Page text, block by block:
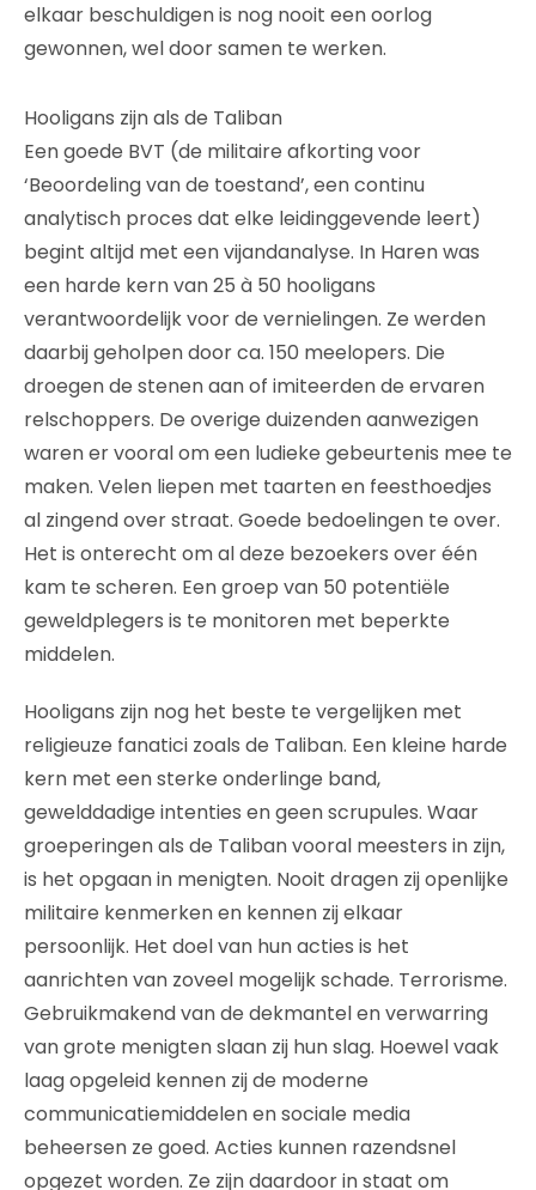
elkaar beschuldigen is nog nooit een oorlog
gewonnen, wel door samen te werken.
Hooligans zijn als de Taliban
Een goede BVT (de militaire afkorting voor
‘Beoordeling van de toestand’, een continu
analytisch proces dat elke leidinggevende leert)
begint altijd met een vijandanalyse. In Haren was
een harde kern van 25 à 50 hooligans
verantwoordelijk voor de vernielingen. Ze werden
daarbij geholpen door ca. 150 meelopers. Die
droegen de stenen aan of imiteerden de ervaren
relschoppers. De overige duizenden aanwezigen
waren er vooral om een ludieke gebeurtenis mee te
maken. Velen liepen met taarten en feesthoedjes
al zingend over straat. Goede bedoelingen te over.
Het is onterecht om al deze bezoekers over één
kam te scheren. Een groep van 50 potentiële
geweldplegers is te monitoren met beperkte
middelen.
Hooligans zijn nog het beste te vergelijken met
religieuze fanatici zoals de Taliban. Een kleine harde
kern met een sterke onderlinge band,
gewelddadige intenties en geen scrupules. Waar
groeperingen als de Taliban vooral meesters in zijn,
is het opgaan in menigten. Nooit dragen zij openlijke
militaire kenmerken en kennen zij elkaar
persoonlijk. Het doel van hun acties is het
aanrichten van zoveel mogelijk schade. Terrorisme.
Gebruikmakend van de dekmantel en verwarring
van grote menigten slaan zij hun slag. Hoewel vaak
laag opgeleid kennen zij de moderne
communicatiemiddelen en sociale media
beheersen ze goed. Acties kunnen razendsnel
opgezet worden. Ze zijn daardoor in staat om